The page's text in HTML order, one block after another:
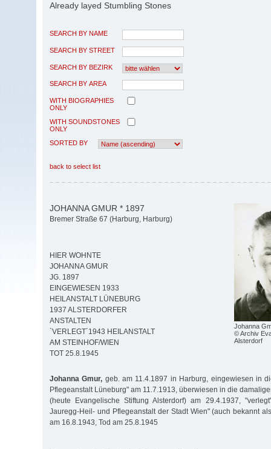
Already layed Stumbling Stones
SEARCH BY NAME
SEARCH BY STREET
SEARCH BY BEZIRK
SEARCH BY AREA
WITH BIOGRAPHIES
ONLY
WITH SOUNDSTONES
ONLY
SORTED BY
back to select list
Johanna
© Archiv
Alsterdorf
JOHANNA GMUR * 1897
Bremer Straße 67 (Harburg, Harburg)
HIER WOHNTE
JOHANNA GMUR
JG. 1897
EINGEWIESEN 1933
HEILANSTALT LÜNEBURG
1937 ALSTERDORFER
ANSTALTEN
`VERLEGT´1943 HEILANSTALT
AM STEINHOF/WIEN
TOT 25.8.1945
Johanna Gmur, geb. am 11.4.1897 in Harburg, eingewiesen in
Pflegeanstalt Lüneburg" am 11.7.1913, überwiesen in die
(heute Evangelische Stiftung Alsterdorf) am 29.4.1937,
Jauregg-Heil- und Pflegeanstalt der Stadt Wien" (auch bekannt
am 16.8.1943, Tod am 25.8.1945